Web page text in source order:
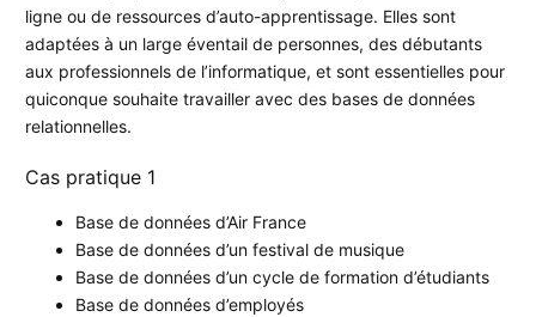
ligne ou de ressources d’auto-apprentissage. Elles sont
adaptées à un large éventail de personnes, des débutants
aux professionnels de l’informatique, et sont essentielles pour
quiconque souhaite travailler avec des bases de données
relationnelles.
Cas pratique 1
Base de données d’Air France
Base de données d’un festival de musique
Base de données d’un cycle de formation d’étudiants
Base de données d’employés